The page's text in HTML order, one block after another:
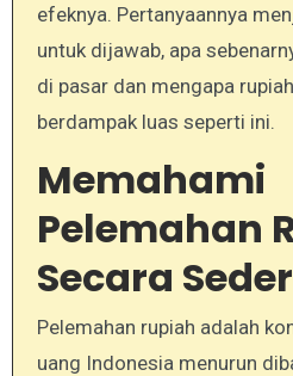
efeknya. Pertanyaannya
untuk dijawab, apa
di pasar dan mengapa
berdampak luas seperti ini.
Memahami
Pelemahan
Secara
Pelemahan rupiah adalah
uang Indonesia menurun